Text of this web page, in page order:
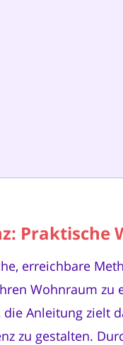
Praktische
erreichbare
Wohnraum
Anleitung zielt
zu gestalten.